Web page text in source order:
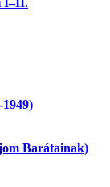
I–II.
Barátainak)